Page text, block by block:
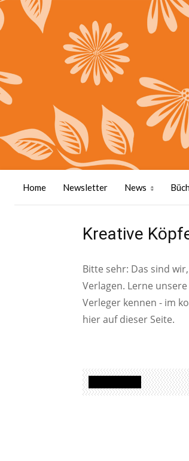
Home Newsletter News
Kreative
Bitte sehr: Das sind
Verlagen. Lerne
Verleger kennen - im
hier auf dieser Seite.